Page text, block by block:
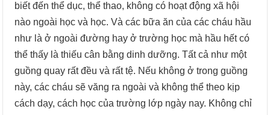
biết đến thể dục, thể thao, không có hoạt động xã hội
nào ngoài học và học. Và các bữa ăn của các cháu hầu
như là ở ngoài đường hay ở trường học mà hầu hết có
thể thấy là thiếu cân bằng dinh dưỡng. Tất cả như một
guồng quay rất đều và rất tệ. Nếu không ở trong guồng
này, các cháu sẽ văng ra ngoài và không thể theo kịp
cách dạy, cách học của trường lớp ngày nay. Không chỉ